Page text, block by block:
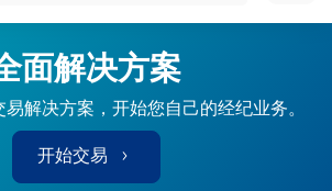
面解决方案
解决方案，开始您自己的经纪业务。
开始交易